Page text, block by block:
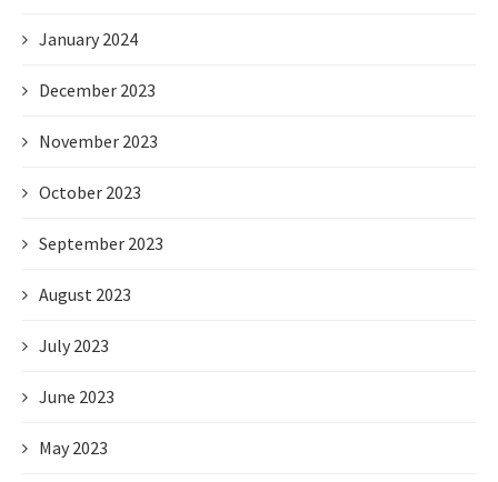
January 2024
December 2023
November 2023
October 2023
September 2023
August 2023
July 2023
June 2023
May 2023